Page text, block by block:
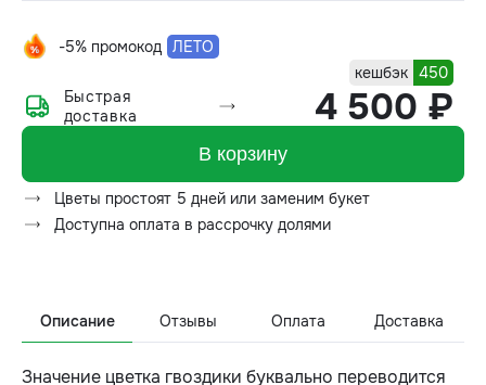
-5% промокод ЛЕТО
кешбэк 450
4 500 ₽
Быстрая
доставка
В корзину
Цветы простоят 5 дней или заменим букет
Доступна оплата в рассрочку долями
Описание Отзывы Оплата Доставка
Значение цветка гвоздики буквально переводится